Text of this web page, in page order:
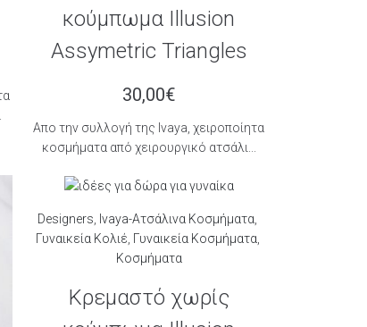
κούμπωμα Illusion
Assymetric Triangles
30,00€
Aπο την συλλογή της Ιvaya, χειροποίητα
κοσμήματα από χειρουργικό ατσάλι...
Designers Ivaya-Ατσάλινα Κοσμήματα
Γυναικεία Κολιέ Γυναικεία Κοσμήματα
Κοσμήματα
Κρεμαστό χωρίς